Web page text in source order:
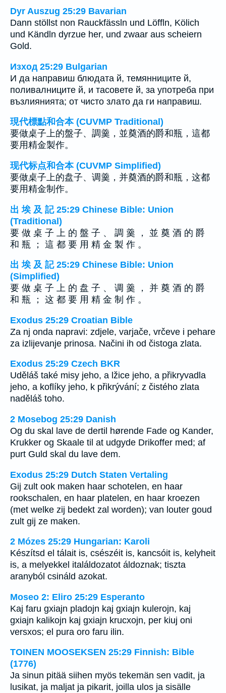
Dyr Auszug 25:29 Bavarian
Dann stöllst non Rauckfässln und Löffln, Kölich
und Kändln dyrzue her, und zwaar aus scheiern
Gold.
Изход 25:29 Bulgarian
И да направиш блюдата й, темянниците й,
поливалниците й, и тасовете й, за употреба при
възлиянията; от чисто злато да ги направиш.
現代標點和合本 (CUVMP Traditional)
要做桌子上的盤子、調羹，並奠酒的爵和瓶，這都
要用精金製作。
现代标点和合本 (CUVMP Simplified)
要做桌子上的盘子、调羹，并奠酒的爵和瓶，这都
要用精金制作。
出 埃 及 記 25:29 Chinese Bible: Union
(Traditional)
要 做 桌 子 上 的 盤 子 、 調 羹 ， 並 奠 酒 的 爵
和 瓶 ； 這 都 要 用 精 金 製 作 。
出 埃 及 記 25:29 Chinese Bible: Union
(Simplified)
要 做 桌 子 上 的 盘 子 、 调 羹 ， 并 奠 酒 的 爵
和 瓶 ； 这 都 要 用 精 金 制 作 。
Exodus 25:29 Croatian Bible
Za nj onda napravi: zdjele, varjače, vrčeve i pehare
za izlijevanje prinosa. Načini ih od čistoga zlata.
Exodus 25:29 Czech BKR
Uděláš také misy jeho, a lžice jeho, a přikryvadla
jeho, a koflíky jeho, k přikrývání; z čistého zlata
naděláš toho.
2 Mosebog 25:29 Danish
Og du skal lave de dertil hørende Fade og Kander,
Krukker og Skaale til at udgyde Drikoffer med; af
purt Guld skal du lave dem.
Exodus 25:29 Dutch Staten Vertaling
Gij zult ook maken haar schotelen, en haar
rookschalen, en haar platelen, en haar kroezen
(met welke zij bedekt zal worden); van louter goud
zult gij ze maken.
2 Mózes 25:29 Hungarian: Karoli
Készítsd el tálait is, csészéit is, kancsóit is, kelyheit
is, a melyekkel italáldozatot áldoznak; tiszta
aranyból csináld azokat.
Moseo 2: Eliro 25:29 Esperanto
Kaj faru gxiajn pladojn kaj gxiajn kulerojn, kaj
gxiajn kalikojn kaj gxiajn krucxojn, per kiuj oni
versxos; el pura oro faru ilin.
TOINEN MOOSEKSEN 25:29 Finnish: Bible
(1776)
Ja sinun pitää siihen myös tekemän sen vadit, ja
lusikat, ja maljat ja pikarit, joilla ulos ja sisälle